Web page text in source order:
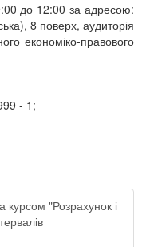
до 12:00 за адресою:
8 поверх, аудиторія
економіко-правового
- 1;
курсом "Розрахунок і